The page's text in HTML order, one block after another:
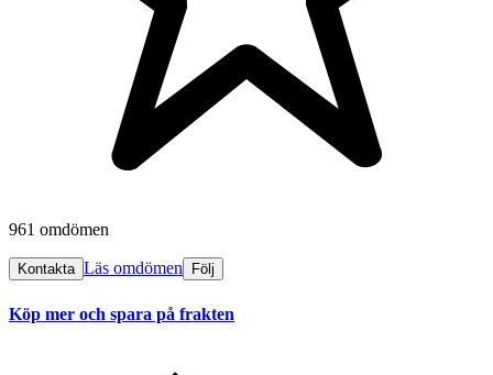
961 omdömen
Kontakta Läs omdömen Följ
Köp mer och spara på frakten